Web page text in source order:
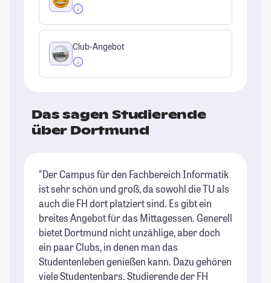
Club-Angebot
Das sagen Studierende
über Dortmund
"Der Campus für den Fachbereich Informatik
ist sehr schön und groß, da sowohl die TU als
auch die FH dort platziert sind. Es gibt ein
breites Angebot für das Mittagessen. Generell
bietet Dortmund nicht unzählige, aber doch
ein paar Clubs, in denen man das
Studentenleben genießen kann. Dazu gehören
viele Studentenbars. Studierende der FH